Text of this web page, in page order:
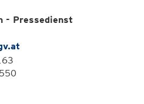
- Pressedienst